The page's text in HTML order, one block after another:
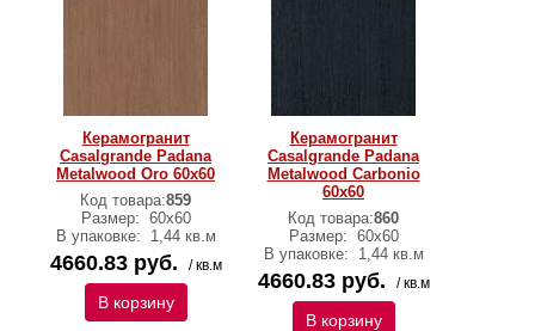
Керамогранит
Casalgrande Padana
Metalwood Oro 60х60
Код товара:859
Размер: 60х60
В упаковке:
1,44 кв.м
4660.83 руб. / кв.м
В корзину
Керамогранит
Casalgrande Padana
Metalwood Carbonio
60х60
Код товара:860
Размер: 60х60
В упаковке:
1,44 кв.м
4660.83 руб. / кв.м
В корзину